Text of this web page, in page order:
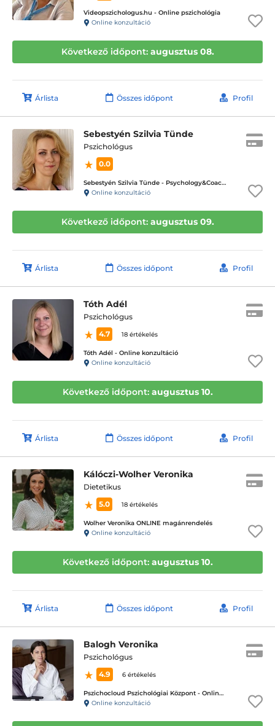
Videopszichologus.hu - Online pszichológia
Online konzultáció
Következő időpont: augusztus 08.
Árlista Összes időpont Profil
Sebestyén Szilvia Tünde
Pszichológus
0.0
Sebestyén Szilvia Tünde - Psychology&Coaching - ICD terápiás magánpraxis
Online konzultáció
Következő időpont: augusztus 09.
Árlista Összes időpont Profil
Tóth Adél
Pszichológus
4.7
18 értékelés
Tóth Adél - Online konzultáció
Online konzultáció
Következő időpont: augusztus 10.
Árlista Összes időpont Profil
Kálóczi-Wolher Veronika
Dietetikus
5.0
18 értékelés
Wolher Veronika ONLINE magánrendelés
Online konzultáció
Következő időpont: augusztus 10.
Árlista Összes időpont Profil
Balogh Veronika
Pszichológus
4.9
6 értékelés
Pszichocloud Pszichológiai Központ - Online ügyfélfogadás
Online konzultáció